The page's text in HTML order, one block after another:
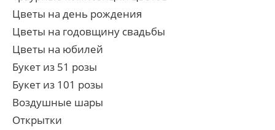
Цветы на день рождения
Цветы на годовщину свадьбы
Цветы на юбилей
Букет из 51 розы
Букет из 101 розы
Воздушные шары
Открытки